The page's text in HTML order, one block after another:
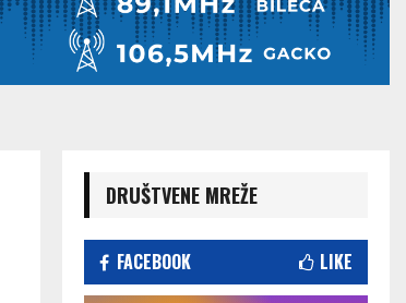
DRUŠTVENE MREŽE
FACEBOOK LIKE